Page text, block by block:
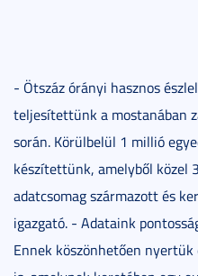
- Ötszáz órányi hasznos
teljesítettünk a mostanában
során. Körülbelül 1 millió
készítettünk, amelyből közel
adatcsomag származott és
igazgató. - Adataink
Ennek köszönhetően